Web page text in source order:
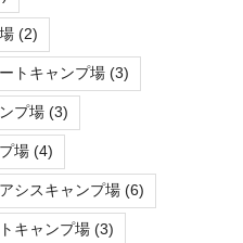
(2)
トキャンプ場 (3)
プ場 (3)
場 (4)
シスキャンプ場 (6)
キャンプ場 (3)